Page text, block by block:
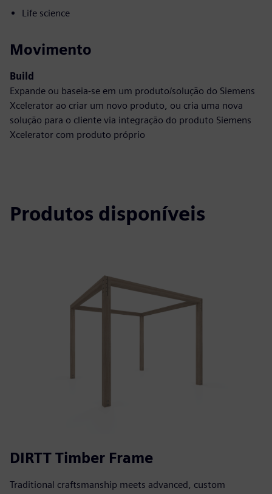
Life science
Movimento
Build
Expande ou baseia-se em um produto/solução do Siemens
Xcelerator ao criar um novo produto, ou cria uma nova
solução para o cliente via integração do produto Siemens
Xcelerator com produto próprio
Produtos disponíveis
DIRTT Timber Frame
Traditional craftsmanship meets advanced, custom